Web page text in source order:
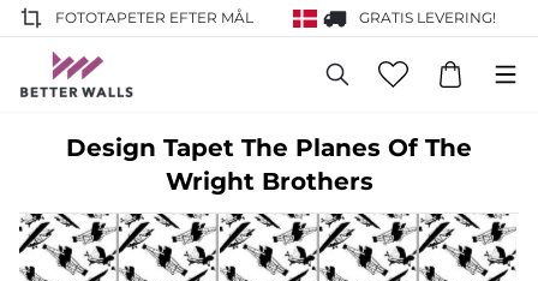
FOTOTAPETER EFTER MÅL GRATIS LEVERING!
Design Tapet The Planes Of The
Wright Brothers